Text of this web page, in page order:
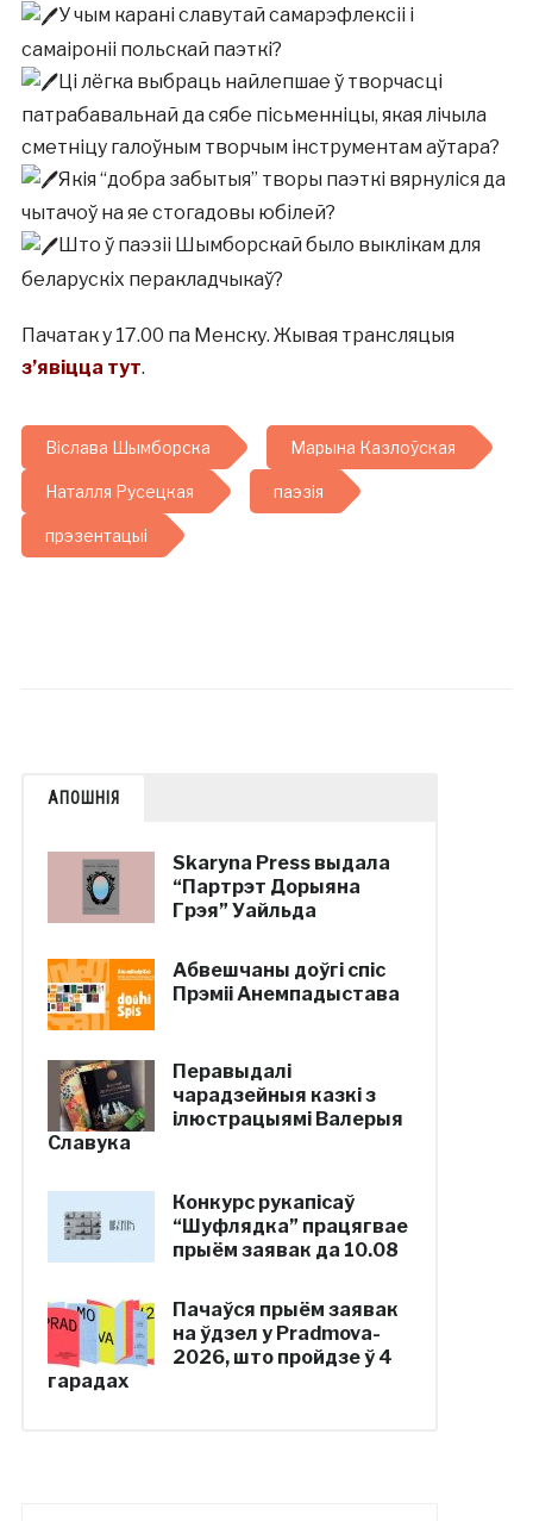
У чым карані славутай самарэфлексіі і
самаіроніі польскай паэткі?
Ці лёгка выбраць найлепшае ў творчасці
патрабавальнай да сябе пісьменніцы, якая лічыла
сметніцу галоўным творчым інструментам аўтара?
Якія “добра забытыя” творы паэткі вярнуліся да
чытачоў на яе стогадовы юбілей?
Што ў паэзіі Шымборскай было выклікам для
беларускіх перакладчыкаў?
Пачатак у 17.00 па Менску. Жывая трансляцыя
з’явіцца тут.
Віслава Шымборска Марына Казлоўская
Наталля Русецкая паэзія
прэзентацыі
АПОШНІЯ
Skaryna Press выдала
“Партрэт Дорыяна
Грэя” Уайльда
Абвешчаны доўгі спіс
Прэміі Анемпадыстава
Перавыдалі
чарадзейныя казкі з
ілюстрацыямі Валерыя
Славука
Конкурс рукапісаў
“Шуфлядка” працягвае
прыём заявак да 10.08
Пачаўся прыём заявак
на ўдзел у Pradmova-
2026, што пройдзе ў 4
гарадах